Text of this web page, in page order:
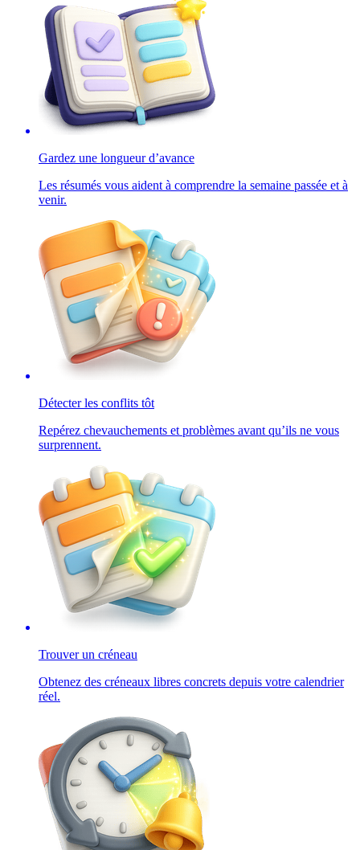
Gardez une longueur d’avance
Les résumés vous aident à comprendre la semaine passée et à
venir.
Détecter les conflits tôt
Repérez chevauchements et problèmes avant qu’ils ne vous
surprennent.
Trouver un créneau
Obtenez des créneaux libres concrets depuis votre calendrier
réel.